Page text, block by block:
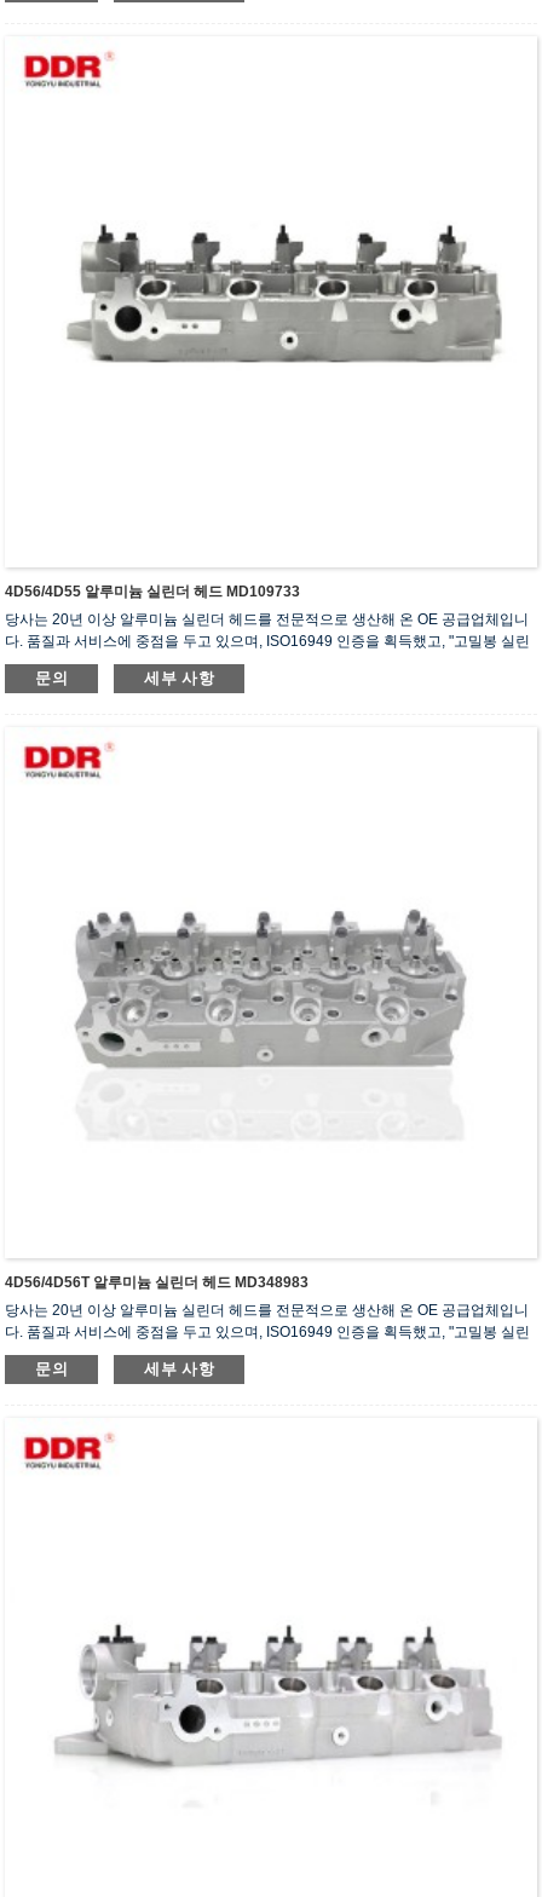
4D56/4D55 알루미늄 실린더 헤드 MD109733
당사는 20년 이상 알루미늄 실린더 헤드를 전문적으로 생산해 온 OE 공급업체입니
다. 품질과 서비스에 중점을 두고 있으며, ISO16949 인증을 획득했고, "고밀봉 실린
더 헤드", "긴 수명 실린더 헤드" 등 5건의 실용신안 특허를 보유하고 있습니다.
문의 세부 사항
4D56/4D56T 알루미늄 실린더 헤드 MD348983
당사는 20년 이상 알루미늄 실린더 헤드를 전문적으로 생산해 온 OE 공급업체입니
다. 품질과 서비스에 중점을 두고 있으며, ISO16949 인증을 획득했고, "고밀봉 실린
더 헤드", "긴 수명 실린더 헤드" 등 5건의 실용신안 특허를 보유하고 있습니다.
문의 세부 사항